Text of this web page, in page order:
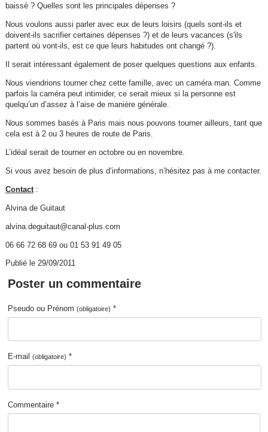
baissé ? Quelles sont les principales dépenses ?
Nous voulons aussi parler avec eux de leurs loisirs (quels sont-ils et
doivent-ils sacrifier certaines dépenses ?) et de leurs vacances (s'ils
partent où vont-ils, est ce que leurs habitudes ont changé ?).
Il serait intéressant également de poser quelques questions aux enfants.
Nous viendrions tourner chez cette famille, avec un caméra man. Comme
parfois la caméra peut intimider, ce serait mieux si la personne est
quelqu’un d’assez à l’aise de manière générale.
Nous sommes basés à Paris mais nous pouvons tourner ailleurs, tant que
cela est à 2 ou 3 heures de route de Paris.
L’idéal serait de tourner en octobre ou en novembre.
Si vous avez besoin de plus d’informations, n’hésitez pas à me contacter.
Contact:
Alvina de Guitaut
alvina.deguitaut@canal-plus.com
06 66 72 68 69 ou 01 53 91 49 05
Publié le 29/09/2011
Poster un commentaire
Pseudo ou Prénom(obligatoire) *
E-mail(obligatoire) *
Commentaire *